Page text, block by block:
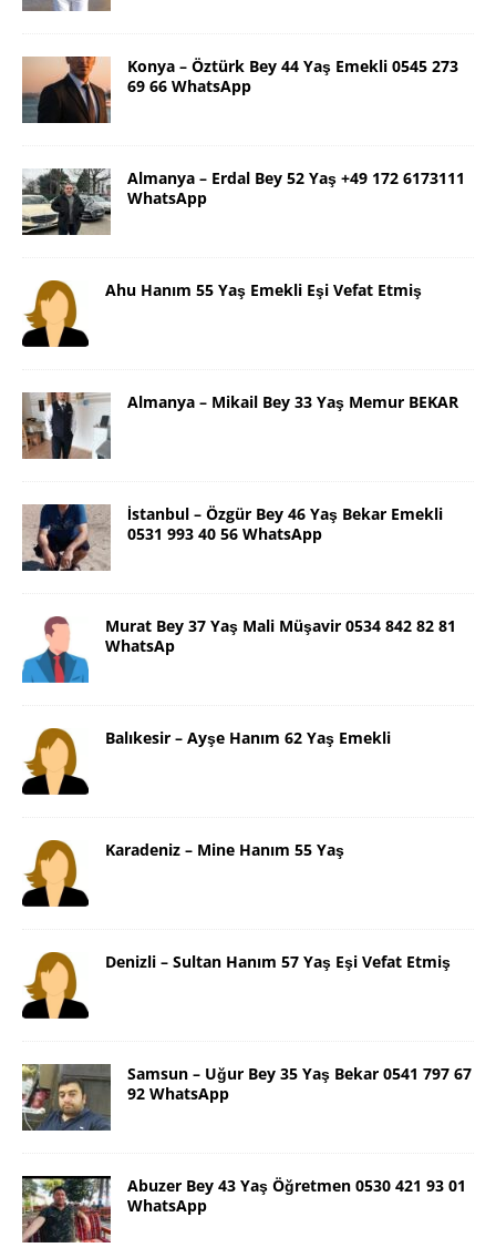
Konya – Öztürk Bey 44 Yaş Emekli 0545 273
69 66 WhatsApp
Almanya – Erdal Bey 52 Yaş +49 172 6173111
WhatsApp
Ahu Hanım 55 Yaş Emekli Eşi Vefat Etmiş
Almanya – Mikail Bey 33 Yaş Memur BEKAR
İstanbul – Özgür Bey 46 Yaş Bekar Emekli
0531 993 40 56 WhatsApp
Murat Bey 37 Yaş Mali Müşavir 0534 842 82 81
WhatsAp
Balıkesir – Ayşe Hanım 62 Yaş Emekli
Karadeniz – Mine Hanım 55 Yaş
Denizli – Sultan Hanım 57 Yaş Eşi Vefat Etmiş
Samsun – Uğur Bey 35 Yaş Bekar 0541 797 67
92 WhatsApp
Abuzer Bey 43 Yaş Öğretmen 0530 421 93 01
WhatsApp